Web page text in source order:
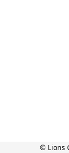
© Lions